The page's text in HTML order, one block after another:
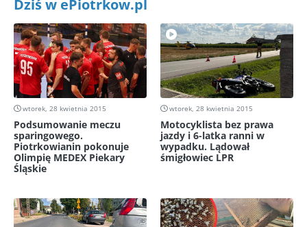
Dziś w ePiotrkow.pl
wtorek, 28 kwietnia 2015
Podsumowanie meczu
sparingowego.
Piotrkowianin pokonuje
Olimpię MEDEX Piekary
Śląskie
wtorek, 28 kwietnia 2015
Motocyklista bez prawa
jazdy i 6-latka ranni w
wypadku. Lądował
śmigłowiec LPR